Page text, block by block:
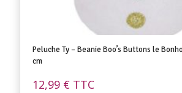
Peluche Ty – Beanie Boo’s Buttons le
cm
12,99 € TTC